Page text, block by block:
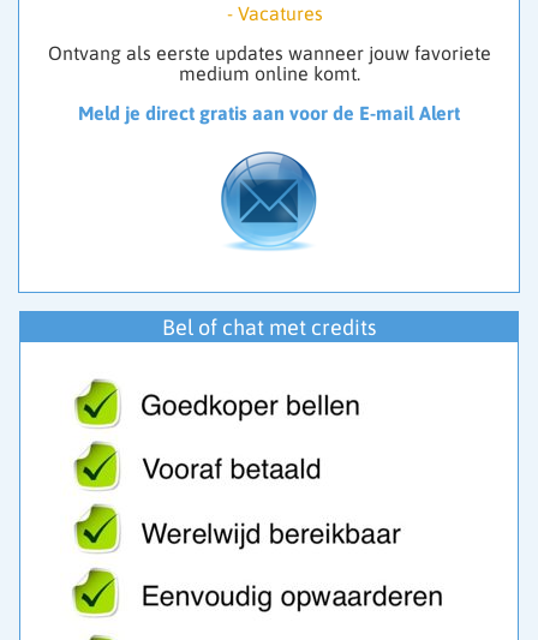
je talenten tot hun recht komen.
👉 Meld je aan en start direct met werken vanuit jouw
intuïtie.
Wil je consulent worden? Klik op ‘Vacature’ via het
menu om je aan te melden.
- Vacatures
Ontvang als eerste updates wanneer jouw favoriete
medium online komt.
Meld je direct gratis aan voor de E-mail Alert
Bel of chat met credits